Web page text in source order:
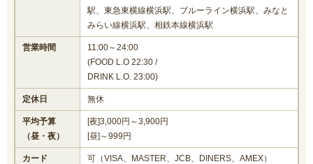
駅、東急東横線横浜駅、ブルーライン横浜駅、みなと
みらい線横浜駅、相鉄本線横浜駅
営業時間
11:00～24:00
(FOOD L.O 22:30 /
DRINK L.O. 23:00)
定休日 無休
平均予算
（昼・夜）
[夜]3,000円～3,900円
[昼]～999円
カード 可（VISA、MASTER、JCB、DINERS、AMEX）